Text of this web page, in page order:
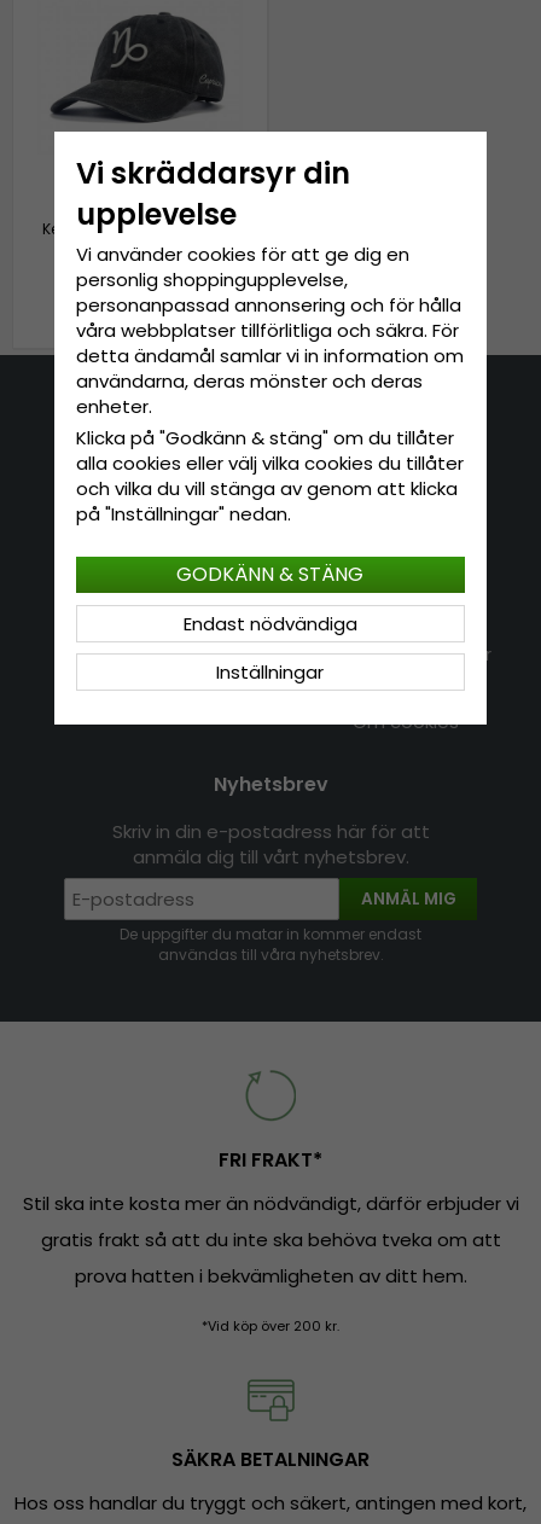
Keps - Gårda Zodiac Sign
Capricorn (svart)
349 kr
E-mail: info@hatshop.se
Tel: 031-320 22 00
Kundservice
Kontakt
Jag vill göra en retur
Information
Om Hatshop.se
Populära sökningar
Nyhetsbrev
Om cookies
Nyhetsbrev
Skriv in din e-postadress här för att
anmäla dig till vårt nyhetsbrev.
ANMÄL MIG
De uppgifter du matar in kommer endast
användas till våra nyhetsbrev.
FRI FRAKT*
Stil ska inte kosta mer än nödvändigt, därför erbjuder vi
gratis frakt så att du inte ska behöva tveka om att
prova hatten i bekvämligheten av ditt hem.
*Vid köp över 200 kr.
SÄKRA BETALNINGAR
Hos oss handlar du tryggt och säkert, antingen med kort,
Vi skräddarsyr din
upplevelse
Vi använder cookies för att ge dig en
personlig shoppingupplevelse,
personanpassad annonsering och för hålla
våra webbplatser tillförlitliga och säkra. För
detta ändamål samlar vi in information om
användarna, deras mönster och deras
enheter.
Klicka på "Godkänn & stäng" om du tillåter
alla cookies eller välj vilka cookies du tillåter
och vilka du vill stänga av genom att klicka
på "Inställningar" nedan.
Inställningar
Endast nödvändiga
GODKÄNN & STÄNG